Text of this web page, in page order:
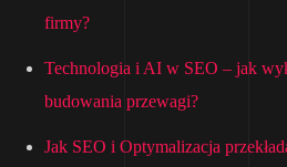
firmy?
Technologia i AI w SEO – jak
budowania przewagi?
Jak SEO i Optymalizacja